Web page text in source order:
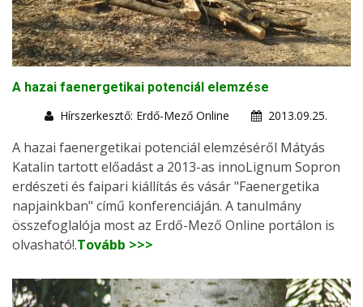
A hazai faenergetikai potenciál elemzése
Hírszerkesztő: Erdő-Mező Online
2013.09.25.
A hazai faenergetikai potenciál elemzéséről Mátyás
Katalin tartott előadást a 2013-as innoLignum Sopron
erdészeti és faipari kiállítás és vásár "Faenergetika
napjainkban" című konferenciáján. A tanulmány
összefoglalója most az Erdő-Mező Online portálon is
olvasható!.Tovább >>>